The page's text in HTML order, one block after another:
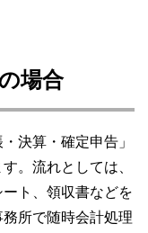
場合
決算・確定申告」
。流れとしては、
ト、領収書などを
所で随時会計処理